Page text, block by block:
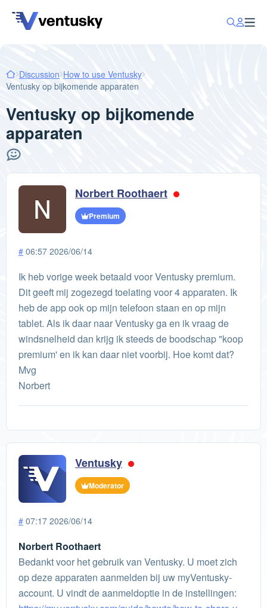
Discussion How to use Ventusky
Ventusky op bijkomende apparaten
Ventusky op bijkomende
apparaten
Norbert Roothaert
Premium
# 06:57 2026/06/14
Ik heb vorige week betaald voor Ventusky premium.
Dit geeft mij zogezegd toelating voor 4 apparaten. Ik
heb de app ook op mijn telefoon staan en op mijn
tablet. Als ik daar naar Ventusky ga en ik vraag de
windsnelheid dan krijg ik steeds de boodschap "koop
premium' en ik kan daar niet voorbij. Hoe komt dat?
Mvg
Norbert
Ventusky
Moderator
# 07:17 2026/06/14
Norbert Roothaert
Bedankt voor het gebruik van Ventusky. U moet zich
op deze apparaten aanmelden bij uw myVentusky-
account. U vindt de aanmeldoptie in de instellingen: